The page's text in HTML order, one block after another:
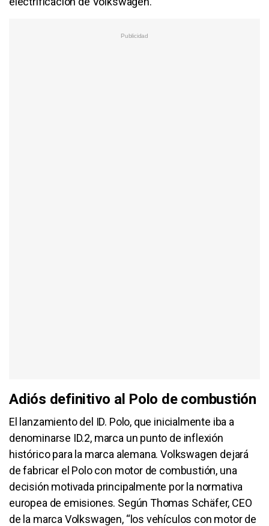
Adiós definitivo al Polo de combustión
El lanzamiento del ID. Polo, que inicialmente iba a
denominarse ID.2, marca un punto de inflexión
histórico para la marca alemana. Volkswagen dejará
de fabricar el Polo con motor de combustión, una
decisión motivada principalmente por la normativa
europea de emisiones. Según Thomas Schäfer, CEO
de la marca Volkswagen, “los vehículos con motor de